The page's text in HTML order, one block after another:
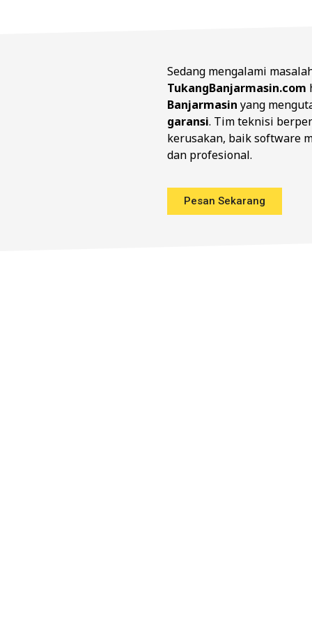
Sedang mengalami
TukangBanjarmasin.com
Banjarmasin yang
garansi. Tim teknisi
kerusakan, baik software
dan profesional.
Pesan Sekarang